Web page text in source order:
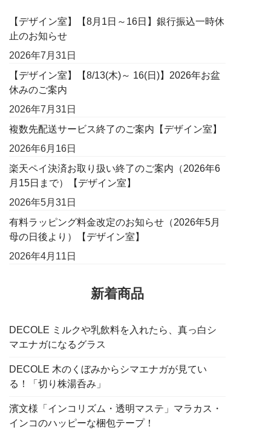
【デザイン室】【8月1日～16日】銀行振込一時休
止のお知らせ
2026年7月31日
【デザイン室】【8/13(木)～ 16(日)】2026年お盆
休みのご案内
2026年7月31日
複数先配送サービス終了のご案内【デザイン室】
2026年6月16日
楽天ペイ決済お取り扱い終了のご案内（2026年6
月15日まで）【デザイン室】
2026年5月31日
有料ラッピング料金改定のお知らせ（2026年5月
母の日後より）【デザイン室】
2026年4月11日
新着商品
DECOLE ミルクや乳飲料を入れたら、真っ白シ
マエナガになるグラス
DECOLE 木のくぼみからシマエナガが見てい
る！「切り株湯呑み」
濱文様「インコリズム・透明マステ」マラカス・
インコのハッピーな梱包テープ！